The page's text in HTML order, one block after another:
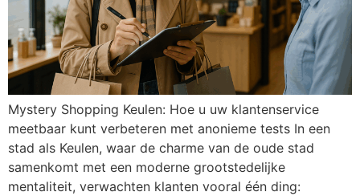
Mystery Shopping Keulen: Hoe u uw klantenservice
meetbaar kunt verbeteren met anonieme tests In een
stad als Keulen, waar de charme van de oude stad
samenkomt met een moderne grootstedelijke
mentaliteit, verwachten klanten vooral één ding: